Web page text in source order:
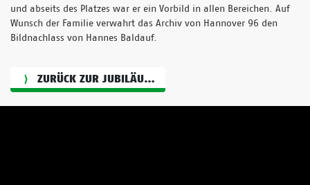
und abseits des Platzes war er ein Vorbild in allen Bereichen. Auf
Wunsch der Familie verwahrt das Archiv von Hannover 96 den
Bildnachlass von Hannes Baldauf.
ZURÜCK ZUR JUBILÄUMSGRAFIK